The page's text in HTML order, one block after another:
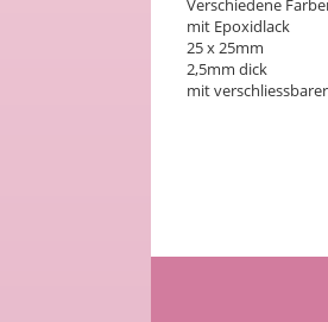
Verschiedene
mit Epoxidlack
25 x 25mm
2,5mm dick
mit